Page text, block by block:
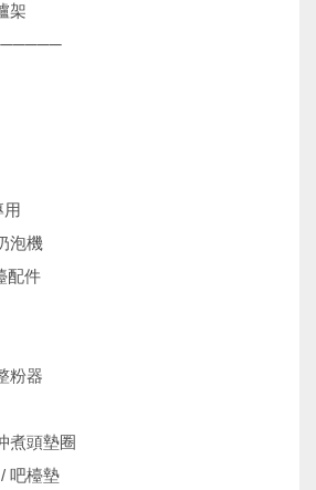
架
泡機
配件
粉器
煮頭墊圈
吧檯墊